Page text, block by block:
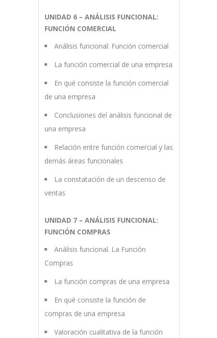
UNIDAD 6 – ANÁLISIS FUNCIONAL:
FUNCIÓN COMERCIAL
Análisis funcional: Función comercial
La función comercial de una empresa
En qué consiste la función comercial
de una empresa
Conclusiones del análisis funcional de
una empresa
Relación entre función comercial y las
demás áreas funcionales
La constatación de un descenso de
ventas
UNIDAD 7 – ANÁLISIS FUNCIONAL:
FUNCIÓN COMPRAS
Análisis funcional. La Función
Compras
La función compras de una empresa
En qué consiste la función de
compras de una empresa
Valoración cualitativa de la función